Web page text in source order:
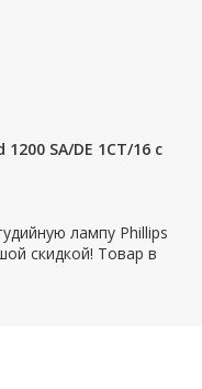
SA/DE 1CT/16 с
лампу Phillips
скидкой! Товар в